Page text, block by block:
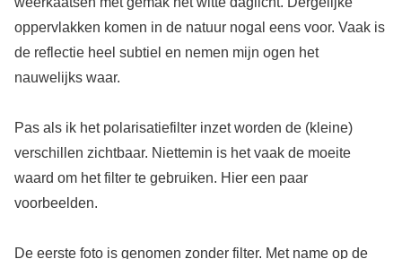
oppervlakken komen in de natuur nogal eens voor. Vaak is
de reflectie heel subtiel en nemen mijn ogen het
nauwelijks waar.
Pas als ik het polarisatiefilter inzet worden de (kleine)
verschillen zichtbaar. Niettemin is het vaak de moeite
waard om het filter te gebruiken. Hier een paar
voorbeelden.
De eerste foto is genomen zonder filter. Met name op de